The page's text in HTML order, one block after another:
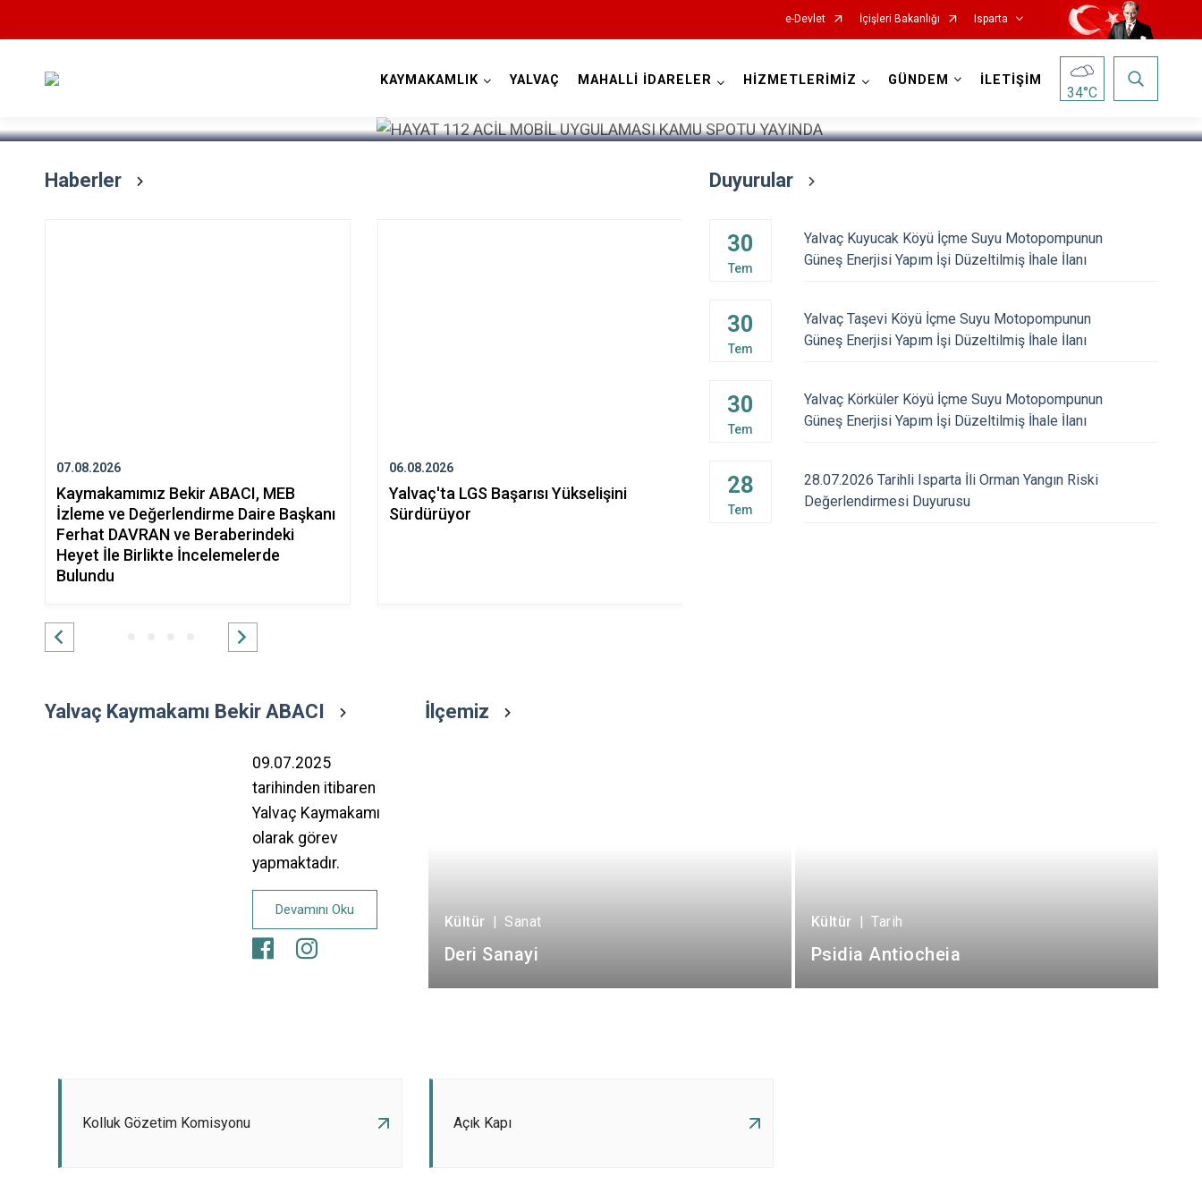
e-Devlet İçişleri Bakanlığı Isparta
Eğirdir
Gelendost
Keçiborlu
Sütçüler
Yalvaç
Yenişarbademli
KAYMAKAMLIK YALVAÇ MAHALLİ İDARELER HİZMETLERİMİZ GÜNDEM İLETİŞİM
34°C
Haberler
07.08.2026
Kaymakamımız Bekir ABACI, MEB
İzleme ve Değerlendirme Daire Başkanı
Ferhat DAVRAN ve Beraberindeki
Heyet İle Birlikte İncelemelerde
Bulundu
06.08.2026
Yalvaç'ta LGS Başarısı Yükselişini
Sürdürüyor
Kaymakamımız Bekir ABACI, Kozluçay
Köyünü Ziyaret Etti
Duyurular
30
Tem
Yalvaç Kuyucak Köyü İçme Suyu Motopompunun
Güneş Enerjisi Yapım İşi Düzeltilmiş İhale İlanı
30
Tem
Yalvaç Taşevi Köyü İçme Suyu Motopompunun
Güneş Enerjisi Yapım İşi Düzeltilmiş İhale İlanı
30
Tem
Yalvaç Körküler Köyü İçme Suyu Motopompunun
Güneş Enerjisi Yapım İşi Düzeltilmiş İhale İlanı
28
Tem
28.07.2026 Tarihli Isparta İli Orman Yangın Riski
Değerlendirmesi Duyurusu
Yalvaç Kaymakamı Bekir ABACI
09.07.2025
tarihinden itibaren
Yalvaç Kaymakamı
olarak görev
yapmaktadır.
Devamını Oku
İlçemiz
Kültür | Sanat
Deri Sanayi
Kültür | Tarih
Psidia Antiocheia
Kolluk Gözetim Komisyonu Açık Kapı